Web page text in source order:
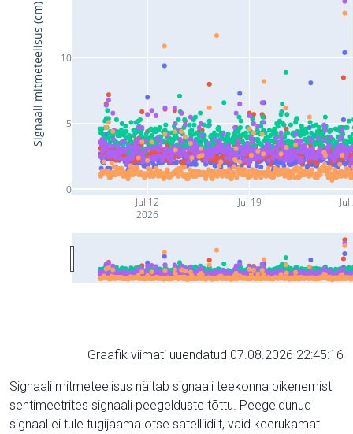
Jul 12
2026
Jul 19
0
5
10
Signaali mitmeteelisus (cm)
Graafik viimati uuendatud 07.08.2026 22:45:16
Signaali mitmeteelisus näitab signaali teekonna pikenemist
sentimeetrites signaali peegelduste tõttu. Peegeldunud
signaal ei tule tugijaama otse satelliidilt, vaid keerukamat